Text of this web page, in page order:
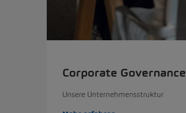
Corporate Governance
Unsere Unternehmensstruktur